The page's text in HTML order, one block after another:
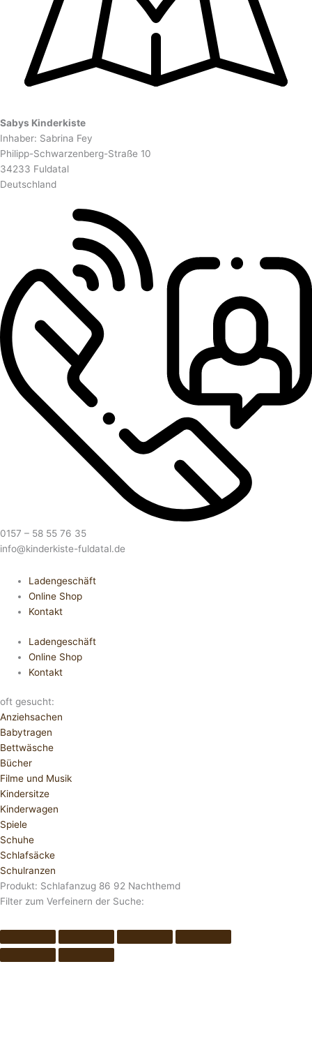
Sabys Kinderkiste
Inhaber: Sabrina Fey
Philipp-Schwarzenberg-Straße 10
34233 Fuldatal
Deutschland
0157 – 58 55 76 35
info@kinderkiste-fuldatal.de
Ladengeschäft
Online Shop
Kontakt
Ladengeschäft
Online Shop
Kontakt
oft gesucht:
Anziehsachen
Babytragen
Bettwäsche
Bücher
Filme und Musik
Kindersitze
Kinderwagen
Spiele
Schuhe
Schlafsäcke
Schulranzen
Produkt: Schlafanzug 86 92 Nachthemd
Filter zum Verfeinern der Suche: